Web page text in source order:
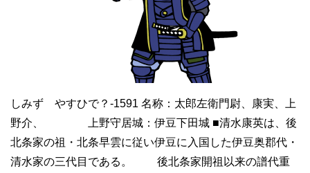
しみず やすひで？-1591 名称：太郎左衛門尉、康実、上
野介、 上野守居城：伊豆下田城 ■清水康英は、後
北条家の祖・北条早雲に従い伊豆に入国した伊豆奥郡代・
清水家の三代目である。 後北条家開祖以来の譜代重